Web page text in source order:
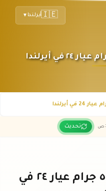
🇮🇪أيرلندا ▼
ص تحديث
سعر سبيكة الذهب ٥ جرام عيار ٢٤ في